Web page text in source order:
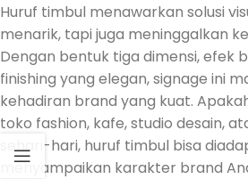
Huruf timbul menawarkan solusi
menarik, tapi juga meninggalkan
Dengan bentuk tiga dimensi, efek
finishing yang elegan, signage ini
kehadiran brand yang kuat.
toko fashion, kafe, studio desain,
sehari-hari, huruf timbul bisa
menyampaikan karakter brand